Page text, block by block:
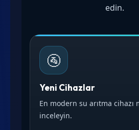
edin.
🚰
Yeni Cihazlar
En modern su arıtma cihazı
inceleyin.